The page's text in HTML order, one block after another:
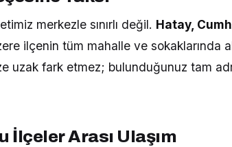
merkezle sınırlı değil. Hatay,
ilçenin tüm mahalle ve sokaklarında
uzak fark etmez; bulunduğunuz tam
İlçeler Arası Ulaşım